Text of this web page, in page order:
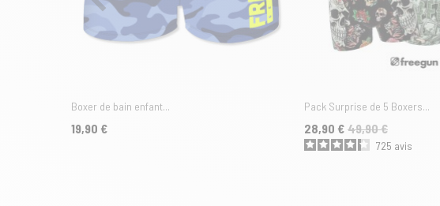
Boxer de bain enfant...
Prix
19,90 €
Pack Surprise de 5 Boxers...
Prix
28,90 €
Prix de base49,90 €
725 avis